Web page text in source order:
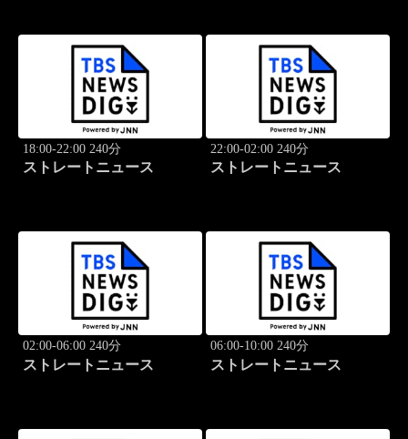
18:00-22:00 240分
ストレートニュース
22:00-02:00 240分
ストレートニュース
02:00-06:00 240分
ストレートニュース
06:00-10:00 240分
ストレートニュース